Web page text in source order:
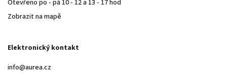
Otevřeno po - pá 10 - 12 a 13 - 17 hod
Zobrazit na mapě
Elektronický kontakt
info@aurea.cz